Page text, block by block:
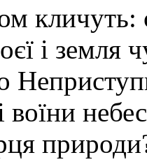
кличуть:
і земля
воїни